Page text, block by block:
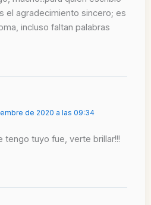
el agradecimiento sincero; es
incluso faltan palabras
de 2020 a las 09:34
tengo tuyo fue, verte brillar!!!